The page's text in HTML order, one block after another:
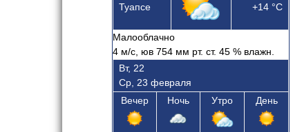
Туапсе +14 °C
Малооблачно
4 м/с, юв 754 мм рт. ст. 45 % влажн.
Вт, 22
Ср, 23 февраля
Вечер
Ночь Утро День